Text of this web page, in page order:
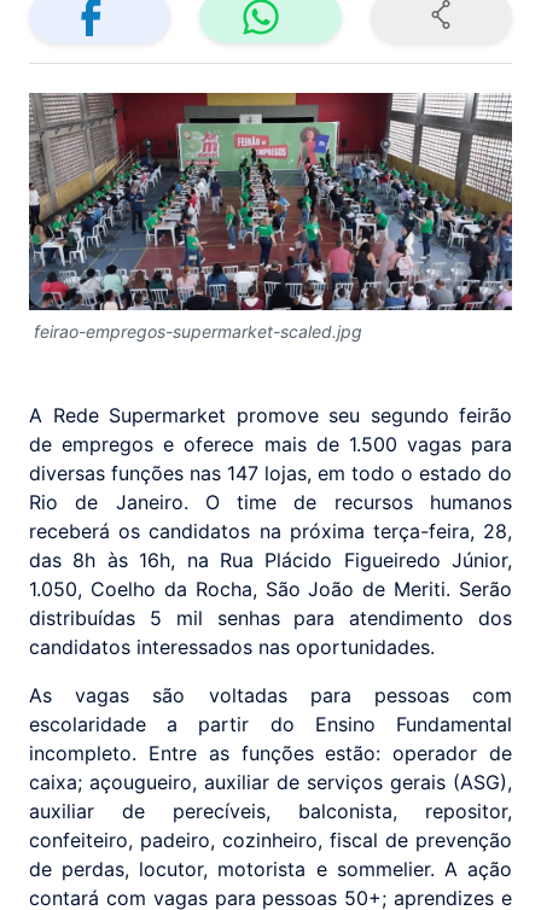
feirao-empregos-supermarket-scaled.jpg
A Rede Supermarket promove seu segundo feirão
de empregos e oferece mais de 1.500 vagas para
diversas funções nas 147 lojas, em todo o estado do
Rio de Janeiro. O time de recursos humanos
receberá os candidatos na próxima terça-feira, 28,
das 8h às 16h, na Rua Plácido Figueiredo Júnior,
1.050, Coelho da Rocha, São João de Meriti. Serão
distribuídas 5 mil senhas para atendimento dos
candidatos interessados nas oportunidades.
As vagas são voltadas para pessoas com
escolaridade a partir do Ensino Fundamental
incompleto. Entre as funções estão: operador de
caixa; açougueiro, auxiliar de serviços gerais (ASG),
auxiliar de perecíveis, balconista, repositor,
confeiteiro, padeiro, cozinheiro, fiscal de prevenção
de perdas, locutor, motorista e sommelier. A ação
contará com vagas para pessoas 50+; aprendizes e